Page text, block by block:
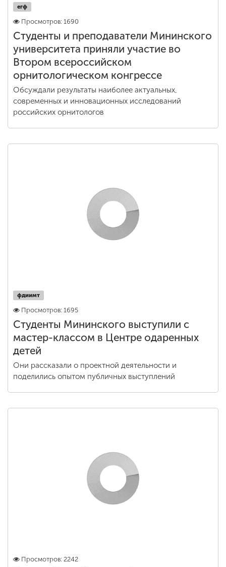
егф
Просмотров: 1690
Студенты и преподаватели Мининского
университета приняли участие во
Втором всероссийском
орнитологическом конгрессе
Обсуждали результаты наиболее актуальных,
современных и инновационных исследований
российских орнитологов
фдиимт
Просмотров: 1695
Студенты Мининского выступили с
мастер-классом в Центре одаренных
детей
Они рассказали о проектной деятельности и
поделились опытом публичных выступлений
Просмотров: 2242